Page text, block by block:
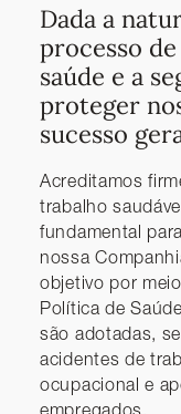
Dada a
processo
saúde e a
proteger
sucesso
Acreditamos
trabalho
fundamental
nossa
objetivo por
Política de
são adotadas,
acidentes de
ocupacional e
empregados.